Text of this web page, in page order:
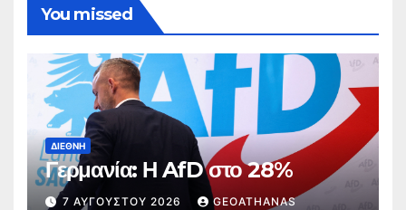
You missed
ΔΙΕΘΝΉ
Γερμανία: Η AfD στο 28%
7 ΑΥΓΟΎΣΤΟΥ 2026 GEOATHANAS